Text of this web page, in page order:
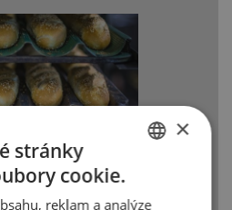
×
stránky
cookie.
reklam a analýze